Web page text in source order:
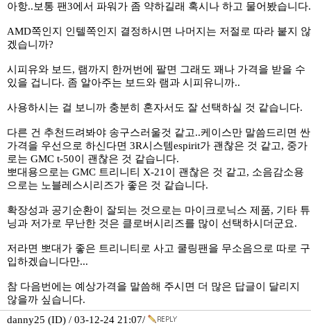
아항..보통 팬3에서 파워가 좀 약하길래 혹시나 하고 물어봤습니다.
AMD쪽인지 인텔쪽인지 결정하시면 나머지는 저절로 따라 붙지 않
겠습니까?
시피유와 보드, 램까지 한꺼번에 팔면 그래도 꽤나 가격을 받을 수
있을 겁니다. 좀 알아주는 보드와 램과 시피유니까..
사용하시는 걸 보니까 충분히 혼자서도 잘 선택하실 것 같습니다.
다른 건 추천드려봐야 송구스러울것 같고..케이스만 말씀드리면 싼
가격을 우선으로 하신다면 3R시스템espirit가 괜찮은 것 같고, 중가
로는 GMC t-50이 괜찮은 것 같습니다.
뽀대용으로는 GMC 트리니티 X-21이 괜찮은 것 같고, 소음감소용
으로는 노블레스시리즈가 좋은 것 같습니다.
확장성과 공기순환이 잘되는 것으로는 마이크로닉스 제품, 기타 튜
닝과 저가로 무난한 것은 클로버시리즈를 많이 선택하시더군요.
저라면 뽀대가 좋은 트리니티로 사고 쿨링팬을 무소음으로 따로 구
입하겠습니다만...
참 다음번에는 예상가격을 말씀해 주시면 더 많은 답글이 달리지
않을까 싶습니다.
danny25 (ID) / 03-12-24 21:07/